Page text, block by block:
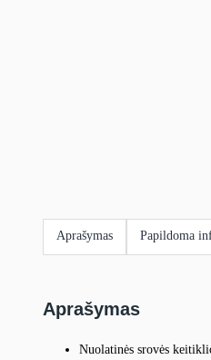
Aprašymas Papildoma
Aprašymas
Nuolatinės srovės